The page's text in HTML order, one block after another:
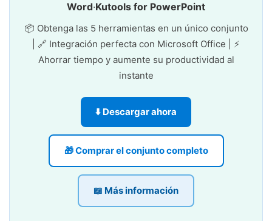
Word·Kutools for PowerPoint
📦 Obtenga las 5 herramientas en un único conjunto
| 🔗 Integración perfecta con Microsoft Office | ⚡
Ahorrar tiempo y aumente su productividad al
instante
⬇️ Descargar ahora
🎁 Comprar el conjunto completo
📖 Más información